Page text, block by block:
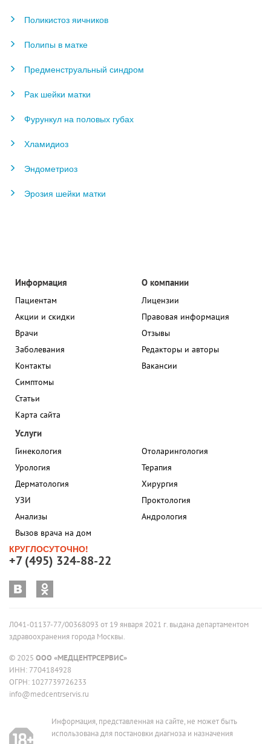
Поликистоз яичников
Полипы в матке
Предменструальный синдром
Рак шейки матки
Фурункул на половых губах
Хламидиоз
Эндометриоз
Эрозия шейки матки
Информация
Пациентам
Акции и скидки
Врачи
Заболевания
Контакты
Симптомы
Статьи
Карта сайта
О компании
Лицензии
Правовая информация
Отзывы
Редакторы и авторы
Вакансии
Услуги
Гинекология
Урология
Дерматология
УЗИ
Анализы
Вызов врача на дом
Отоларингология
Терапия
Хирургия
Проктология
Андрология
КРУГЛОСУТОЧНО!
+7 (495) 324-88-22
Л041-01137-77/00368093 от 19 января 2021 г. выдана департаментом
здравоохранения города Москвы.
© 2025 ООО «МЕДЦЕНТРСЕРВИС»
ИНН: 7704184928
ОГРН: 1027739726233
info@medcentrservis.ru
Информация, представленная на сайте, не может быть
использована для постановки диагноза и назначения